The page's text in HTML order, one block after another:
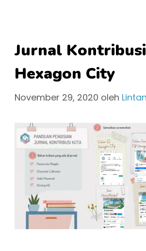
Jurnal Kontribusi
Hexagon City
November 29, 2020 oleh